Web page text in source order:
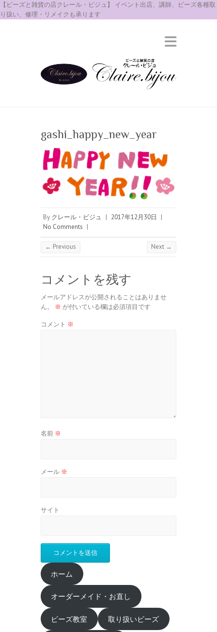
【ビーズと雑貨の店クレール・ビジュ】 イベント出店、講師、ビーズ各種取
り扱い、修理・リメイクも承ります
gashi_happy_new_year
By クレール・ビジュ | 2017年12月30日
|
No Comments |
← Previous Next →
コメントを残す
メールアドレスが公開されることはありませ
ん。
※ が付いている欄は必須項目です
コメント ※
名前 ※
メール ※
サイト
ホーム
オーダーメイド・お直し
ビーズ教室 取り扱いビーズ